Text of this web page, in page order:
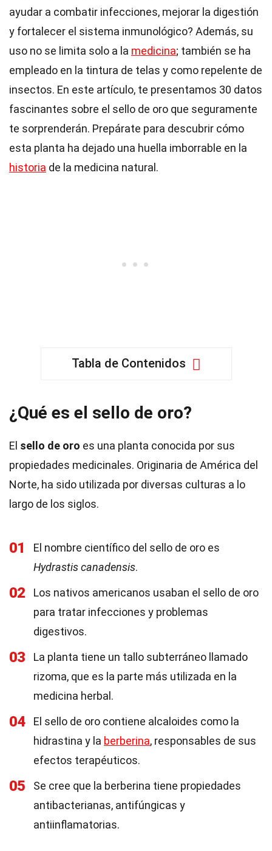
ayudar a combatir infecciones, mejorar la digestión
y fortalecer el sistema inmunológico? Además, su
uso no se limita solo a la medicina; también se ha
empleado en la tintura de telas y como repelente de
insectos. En este artículo, te presentamos 30 datos
fascinantes sobre el sello de oro que seguramente
te sorprenderán. Prepárate para descubrir cómo
esta planta ha dejado una huella imborrable en la
historia de la medicina natural.
Tabla de Contenidos
¿Qué es el sello de oro?
El sello de oro es una planta conocida por sus
propiedades medicinales. Originaria de América del
Norte, ha sido utilizada por diversas culturas a lo
largo de los siglos.
01
El nombre científico del sello de oro es
Hydrastis canadensis.
02
Los nativos americanos usaban el sello de oro
para tratar infecciones y problemas
digestivos.
03
La planta tiene un tallo subterráneo llamado
rizoma, que es la parte más utilizada en la
medicina herbal.
04
El sello de oro contiene alcaloides como la
hidrastina y la berberina, responsables de sus
efectos terapéuticos.
05
Se cree que la berberina tiene propiedades
antibacterianas, antifúngicas y
antiinflamatorias.